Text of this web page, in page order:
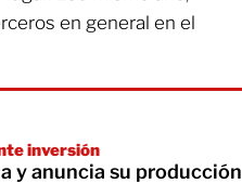
en general en el
inversión
y anuncia su producción